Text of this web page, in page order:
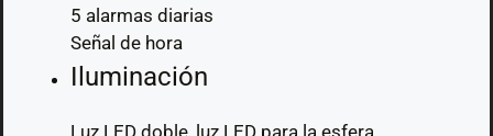
5 alarmas diarias
Señal de hora
Iluminación
Luz LED doble, luz LED para la esfera